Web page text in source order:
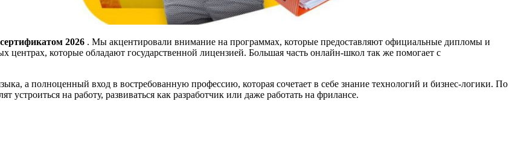
2026 . Мы акцентировали внимание на программах, которые предоставляют официальные дипломы и
центрах, которые обладают государственной лицензией. Большая часть онлайн-школ так же помогает с
а полноценный вход в востребованную профессию, которая сочетает в себе знание технологий и бизнес‑логики. По
на работу, развиваться как разработчик или даже работать на фрилансе.